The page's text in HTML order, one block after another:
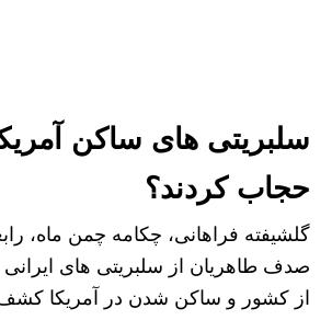
سلبریتی های ساکن
حجاب کردند؟
گلشیفته فراهانی، چکامه چمن ماه،
صدف طاهریان از سلبریتی های ایرانی
از کشور و ساکن شدن در آمریکا